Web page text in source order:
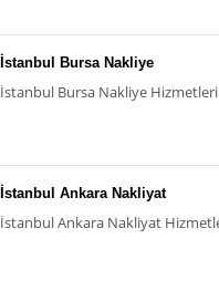
İstanbul Bursa Nakliye
İstanbul Bursa Nakliye Hizmetleri
İstanbul Ankara Nakliyat
İstanbul Ankara Nakliyat